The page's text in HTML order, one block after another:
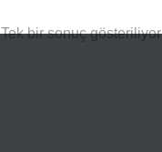
Tek bir sonuç gösteriliyor